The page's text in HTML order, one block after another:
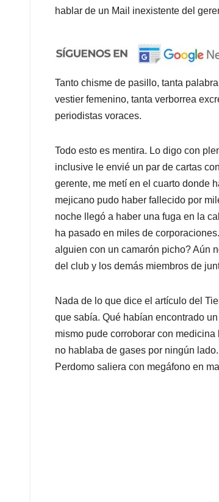
hablar de un Mail inexistente del
Tanto chisme de pasillo, tanta
vestier femenino, tanta verborrea
periodistas voraces.
Todo esto es mentira. Lo digo con
inclusive le envié un par de cartas
gerente, me metí en el cuarto donde
mejicano pudo haber fallecido por
noche llegó a haber una fuga en la
ha pasado en miles de
alguien con un camarón picho? Aún
del club y los demás miembros de
Nada de lo que dice el artículo del
que sabía. Qué habían encontrado
mismo pude corroborar con
no hablaba de gases por ningún
Perdomo saliera con megáfono en